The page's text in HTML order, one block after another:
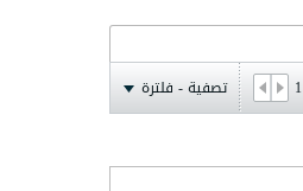
1 تصفية - فلترة